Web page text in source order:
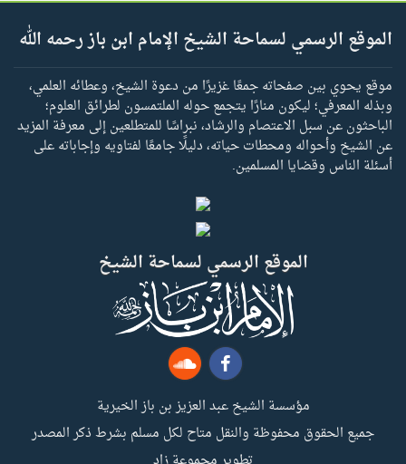
الموقع الرسمي لسماحة الشيخ الإمام ابن باز رحمه الله
موقع يحوي بين صفحاته جمعًا غزيرًا من دعوة الشيخ، وعطائه العلمي،
وبذله المعرفي؛ ليكون منارًا يتجمع حوله الملتمسون لطرائق العلوم؛
الباحثون عن سبل الاعتصام والرشاد، نبراسًا للمتطلعين إلى معرفة المزيد
عن الشيخ وأحواله ومحطات حياته، دليلًا جامعًا لفتاويه وإجاباته على
أسئلة الناس وقضايا المسلمين.
الموقع الرسمي لسماحة الشيخ
مؤسسة الشيخ عبد العزيز بن باز الخيرية
جميع الحقوق محفوظة والنقل متاح لكل مسلم بشرط ذكر المصدر